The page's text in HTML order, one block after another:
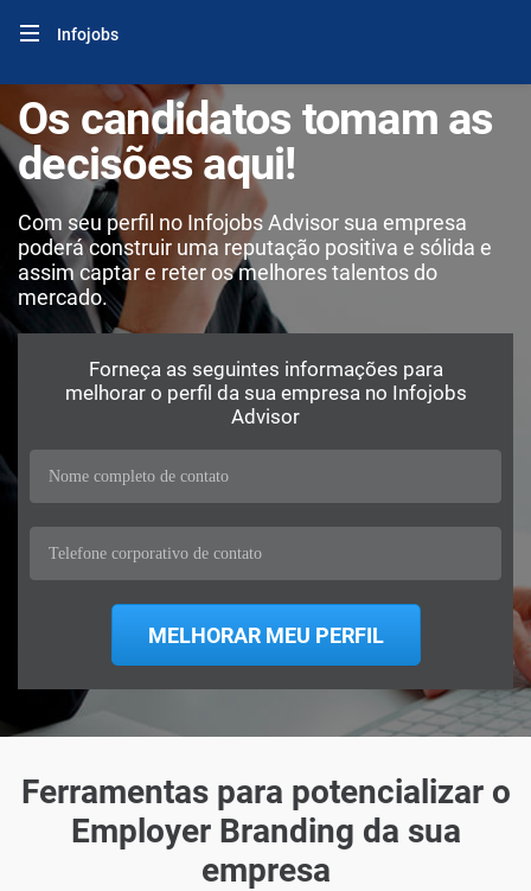
Infojobs
Os candidatos tomam as
decisões aqui!
Com seu perfil no Infojobs Advisor sua empresa
poderá construir uma reputação positiva e sólida e
assim captar e reter os melhores talentos do
mercado.
Forneça as seguintes informações para
melhorar o perfil da sua empresa no Infojobs
Advisor
Ferramentas para potencializar o
Employer Branding da sua
empresa